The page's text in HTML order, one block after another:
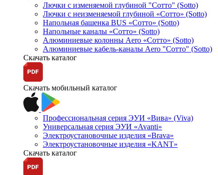
Лючки с изменяемой глубиной "Сотто" (Sotto)
Лючки с неизменяемой глубиной «Сотто» (Sotto)
Напольная башенка BUS «Сотто» (Sotto)
Напольные каналы «Сотто» (Sotto)
Алюминиевые колонны Aero «Сотто» (Sotto)
Алюминиевые кабель-каналы Aero "Сотто" (Sotto)
Скачать каталог
Скачать мобильный каталог
Профессиональная серия ЭУИ «Вива» (Viva)
Универсальная серия ЭУИ «Avanti»
Электроустановочные изделия «Brava»
Электроустановочные изделия «KANT»
Скачать каталог